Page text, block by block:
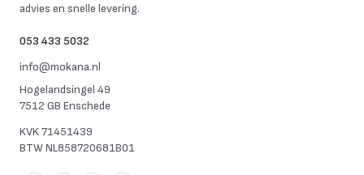
advies en snelle levering.
053 433 5032
info@mokana.nl
Hogelandsingel 49
7512 GB Enschede
KVK71451439
BTWNL858720681B01